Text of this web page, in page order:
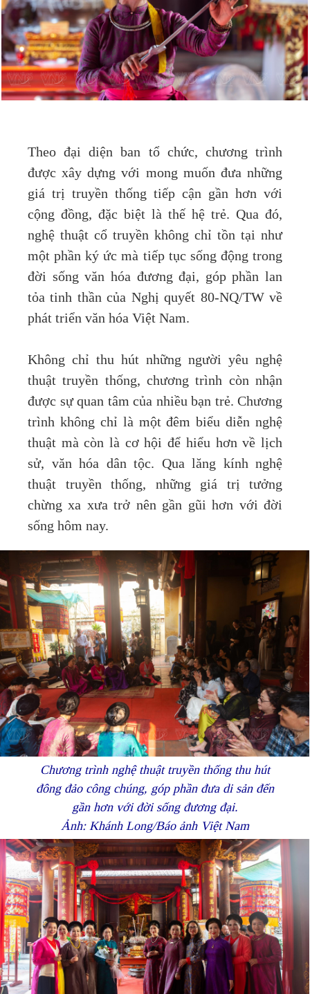
Theo đại diện ban tổ chức, chương trình
được xây dựng với mong muốn đưa những
giá trị truyền thống tiếp cận gần hơn với
cộng đồng, đặc biệt là thế hệ trẻ. Qua đó,
nghệ thuật cổ truyền không chỉ tồn tại như
một phần ký ức mà tiếp tục sống động trong
đời sống văn hóa đương đại, góp phần lan
tỏa tinh thần của Nghị quyết 80-NQ/TW về
phát triển văn hóa Việt Nam.
Không chỉ thu hút những người yêu nghệ
thuật truyền thống, chương trình còn nhận
được sự quan tâm của nhiều bạn trẻ. Chương
trình không chỉ là một đêm biểu diễn nghệ
thuật mà còn là cơ hội để hiểu hơn về lịch
sử, văn hóa dân tộc. Qua lăng kính nghệ
thuật truyền thống, những giá trị tưởng
chừng xa xưa trở nên gần gũi hơn với đời
sống hôm nay.
Chương trình nghệ thuật truyền thống thu hút
đông đảo công chúng, góp phần đưa di sản đến
gần hơn với đời sống đương đại.
Ảnh: Khánh Long/Báo ảnh Việt Nam